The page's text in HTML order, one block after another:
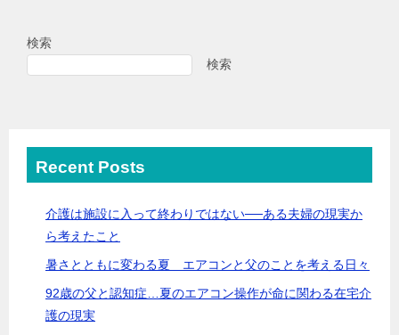
検索
検索
Recent Posts
介護は施設に入って終わりではない──ある夫婦の現実か
ら考えたこと
暑さとともに変わる夏 エアコンと父のことを考える日々
92歳の父と認知症…夏のエアコン操作が命に関わる在宅介
護の現実